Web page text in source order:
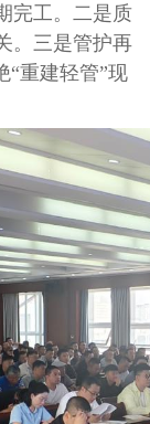
完工。二是质
。三是管护再
“重建轻管”现